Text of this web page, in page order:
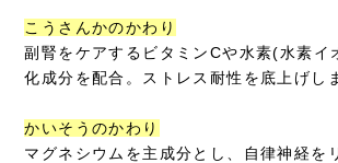
こうさんかのかわり
副腎をケアするビタミンCや水素(水素イ
化成分を配合。ストレス耐性を底上げし
かいそうのかわり
マグネシウムを主成分とし、自律神経を